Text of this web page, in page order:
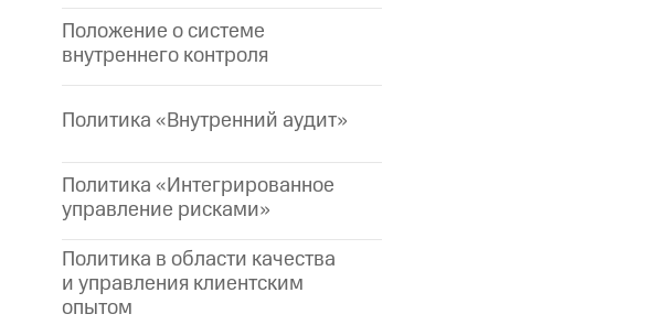
Положение о системе
внутреннего контроля
Политика «Внутренний аудит»
Политика «Интегрированное
управление рисками»
Политика в области качества
и управления клиентским
опытом